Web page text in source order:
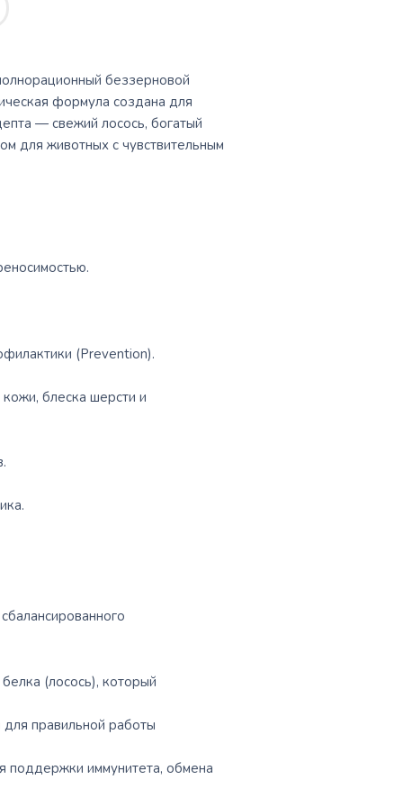
беззерновой
формула создана для
— свежий лосось, богатый
для животных с чувствительным
(Prevention).
блеска шерсти и
(лосось), который
правильной работы
поддержки иммунитета, обмена